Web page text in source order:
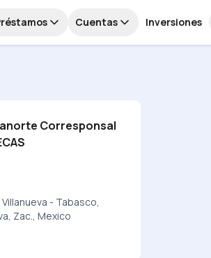
Cuentas Inversiones
Corresponsal
Villanueva - Tabasco,
Zac., Mexico